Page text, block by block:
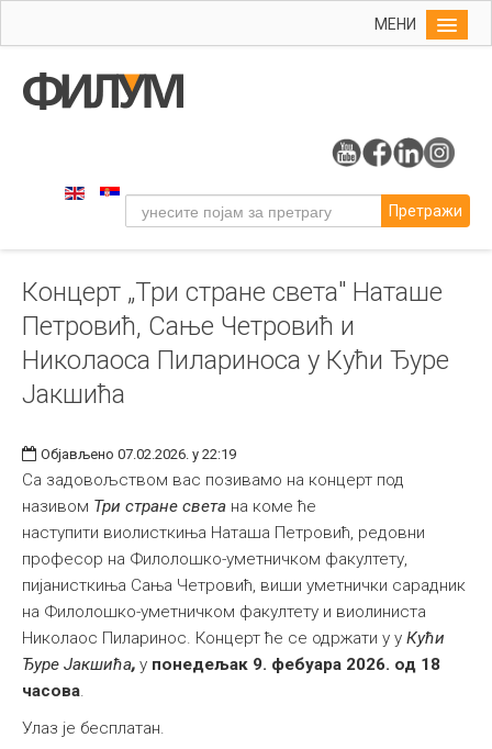
МЕНИ
Упис
Уметност
Издаваштво
Библиотека
Студенти
Међународна
Претражи
Концерт „Три стране света" Наташе
Петровић, Сање Четровић и
Николаоса Пилариноса у Кући Ђуре
Јакшића
Објављено 07.02.2026. у 22:19
Са задовољством вас позивамо на концерт под
називом Три стране света на коме ће
наступити виолисткиња Наташа Петровић, редовни
професор на Филолошко-уметничком факултету,
пијанисткиња Сања Четровић, виши уметнички сарадник
на Филолошко-уметничком факултету и виолиниста
Николаос Пиларинос. Концерт ће се одржати у у Кући
Ђуре Јакшићa, у понедељак 9. фебуара 2026. од 18
часова.
Улаз је бесплатан.